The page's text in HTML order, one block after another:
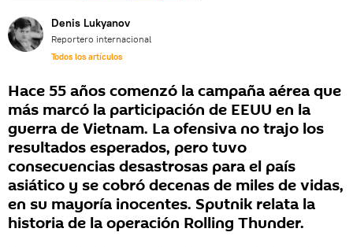
Denis Lukyanov
Reportero internacional
Todos los artículos
Hace 55 años comenzó la campaña aérea que
más marcó la participación de EEUU en la
guerra de Vietnam. La ofensiva no trajo los
resultados esperados, pero tuvo
consecuencias desastrosas para el país
asiático y se cobró decenas de miles de vidas,
en su mayoría inocentes. Sputnik relata la
historia de la operación Rolling Thunder.